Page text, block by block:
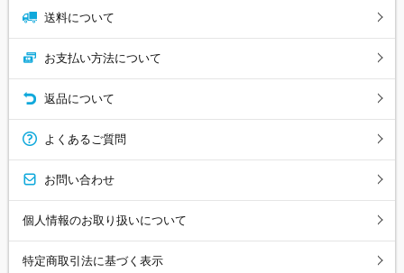
送料について
お支払い方法について
返品について
よくあるご質問
お問い合わせ
個人情報のお取り扱いについて
特定商取引法に基づく表示